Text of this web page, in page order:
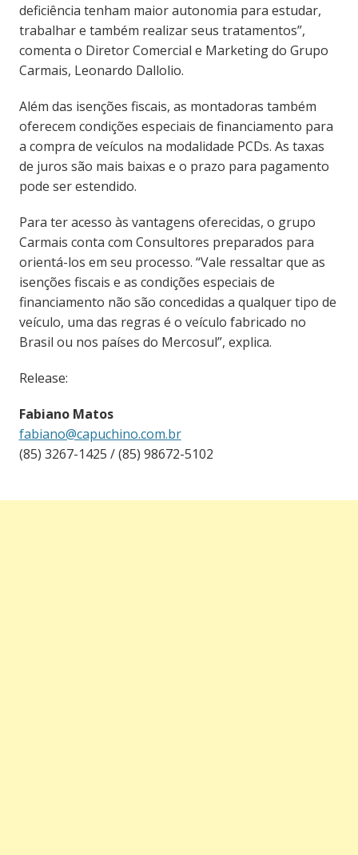
deficiência tenham maior autonomia para estudar,
trabalhar e também realizar seus tratamentos”,
comenta o Diretor Comercial e Marketing do Grupo
Carmais, Leonardo Dallolio.
Além das isenções fiscais, as montadoras também
oferecem condições especiais de financiamento para
a compra de veículos na modalidade PCDs. As taxas
de juros são mais baixas e o prazo para pagamento
pode ser estendido.
Para ter acesso às vantagens oferecidas, o grupo
Carmais conta com Consultores preparados para
orientá-los em seu processo. “Vale ressaltar que as
isenções fiscais e as condições especiais de
financiamento não são concedidas a qualquer tipo de
veículo, uma das regras é o veículo fabricado no
Brasil ou nos países do Mercosul”, explica.
Release:
Fabiano Matos
fabiano@capuchino.com.br
(85) 3267-1425 / (85) 98672-5102